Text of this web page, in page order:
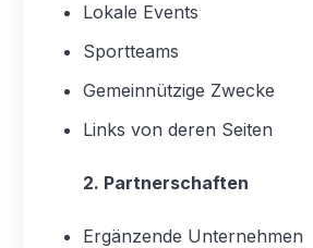
Lokale Events
Sportteams
Gemeinnützige Zwecke
Links von deren Seiten
2. Partnerschaften
Ergänzende Unternehmen